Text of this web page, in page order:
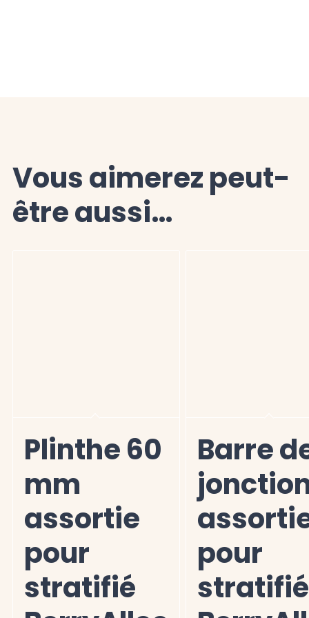
Vous aimerez peut-
être aussi…
Plinthe 60
mm
assortie
pour
stratifié
Barre
pour
stratifié